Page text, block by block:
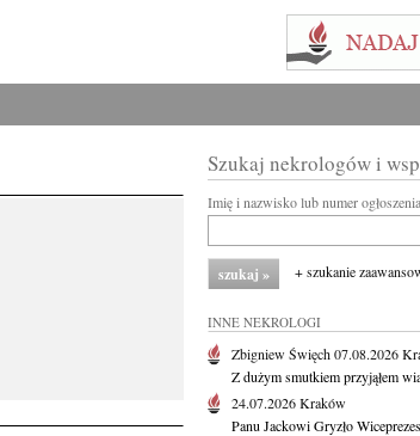
Szukaj nekrologów i
Imię i nazwisko lub numer
+ szukanie
INNE NEKROLOGI
Zbigniew Święch07.08.2026
Z dużym smutkiem przyjąłem
24.07.2026Kraków
Panu Jackowi Gryzło